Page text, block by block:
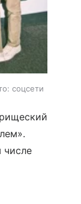
соцсети
числе